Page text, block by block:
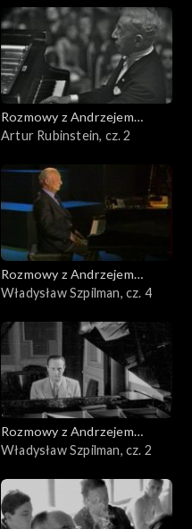
Rozmowy z Andrzejem
Doboszem
Artur Rubinstein, cz. 2
Rozmowy z Andrzejem
Doboszem
Władysław Szpilman, cz. 4
Rozmowy z Andrzejem
Doboszem
Władysław Szpilman, cz. 2